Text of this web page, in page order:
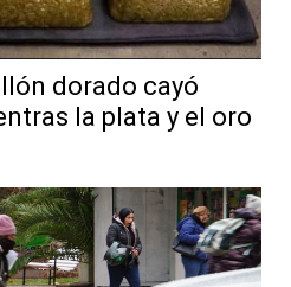
dorado cayó
la plata y el oro